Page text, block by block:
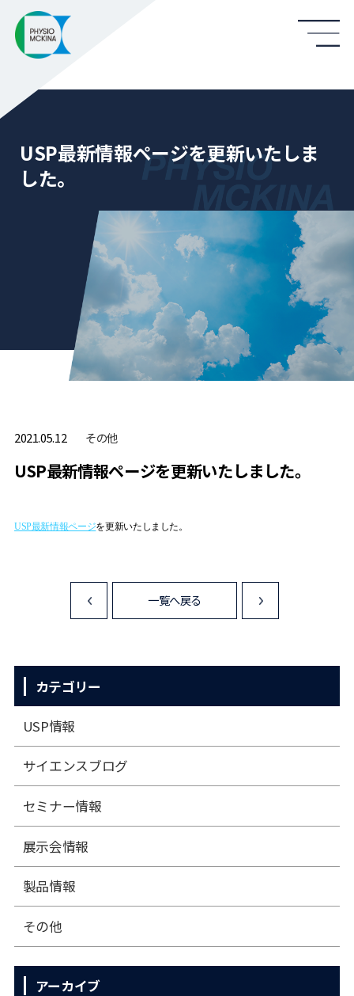
USP最新情報ページを更新いたしま
した。
2021.05.12 その他
USP最新情報ページを更新いたしました。
USP最新情報ページを更新いたしました。
<
一覧へ戻る
カテゴリー
USP情報
サイエンスブログ
セミナー情報
展⽰会情報
製品情報
その他
アーカイブ